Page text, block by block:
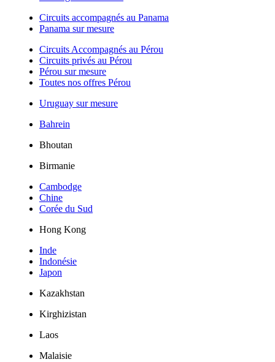
Circuits accompagnés au Panama
Panama sur mesure
Circuits Accompagnés au Pérou
Circuits privés au Pérou
Pérou sur mesure
Toutes nos offres Pérou
Uruguay sur mesure
Bahrein
Bhoutan
Birmanie
Cambodge
Chine
Corée du Sud
Hong Kong
Inde
Indonésie
Japon
Kazakhstan
Kirghizistan
Laos
Malaisie